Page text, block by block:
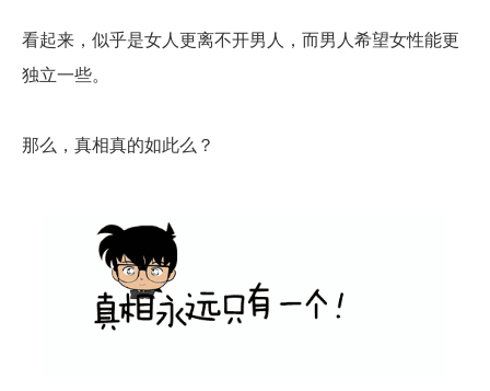
看起来，似乎是女人更离不开男人，而男人希望女性能更
独立一些。
那么，真相真的如此么？